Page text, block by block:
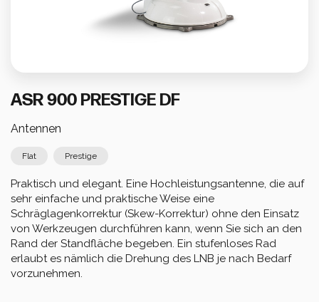
ASR 900 PRESTIGE DF
Antennen
Flat Prestige
Praktisch und elegant. Eine Hochleistungsantenne, die auf
sehr einfache und praktische Weise eine
Schräglagenkorrektur (Skew-Korrektur) ohne den Einsatz
von Werkzeugen durchführen kann, wenn Sie sich an den
Rand der Standfläche begeben. Ein stufenloses Rad
erlaubt es nämlich die Drehung des LNB je nach Bedarf
vorzunehmen.